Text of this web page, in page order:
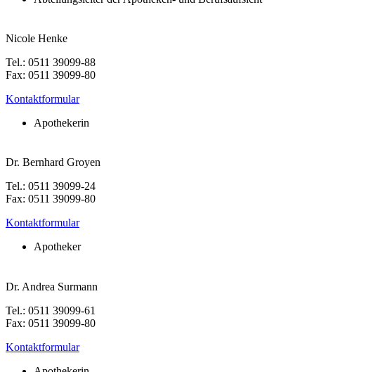
Nicole Henke
Tel.: 0511 39099-88
Fax: 0511 39099-80
Kontaktformular
Apothekerin
Dr. Bernhard Groyen
Tel.: 0511 39099-24
Fax: 0511 39099-80
Kontaktformular
Apotheker
Dr. Andrea Surmann
Tel.: 0511 39099-61
Fax: 0511 39099-80
Kontaktformular